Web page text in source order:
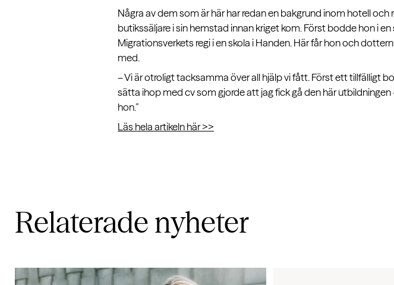
Några av dem som är här har redan en bakgrund inom hotell
butikssäljare i sin hemstad innan kriget kom. Först bodde hon i
Migrationsverkets regi i en skola i Handen. Här får hon och
med.
– Vi är otroligt tacksamma över all hjälp vi fått. Först ett tillfälligt
sätta ihop med cv som gjorde att jag fick gå den här
hon.”
Läs hela artikeln här >>
Relaterade nyheter